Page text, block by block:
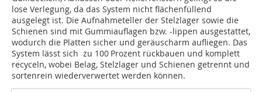
lose Verlegung, da das System nicht flächenfüllend
ausgelegt ist. Die Aufnahmeteller der Stelzlager sowie die
Schienen sind mit Gummiauflagen bzw. -lippen ausgestattet,
wodurch die Platten sicher und geräuscharm aufliegen. Das
System lässt sich zu 100 Prozent rückbauen und komplett
recyceln, wobei Belag, Stelzlager und Schienen getrennt und
sortenrein wiederverwertet werden können.